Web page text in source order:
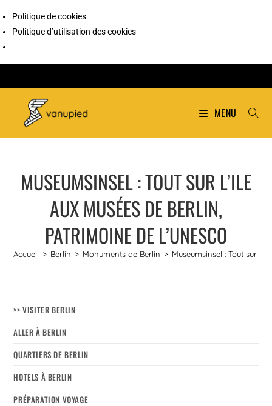
Politique de cookies
Politique d’utilisation des cookies
MENU
MUSEUMSINSEL : TOUT SUR L’ILE
AUX MUSÉES DE BERLIN,
PATRIMOINE DE L’UNESCO
Accueil > Berlin > Monuments de Berlin > Museumsinsel : Tout sur
>> VISITER BERLIN
ALLER À BERLIN
QUARTIERS DE BERLIN
HOTELS À BERLIN
PRÉPARATION VOYAGE